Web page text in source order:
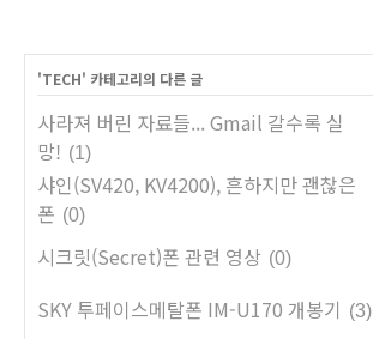
'TECH' 카테고리의 다른 글
사라져 버린 자료들... Gmail 갈수록 실
망! (1)
샤인(SV420, KV4200), 흔하지만 괜찮은
폰 (0)
시크릿(Secret)폰 관련 영상 (0)
SKY 투페이스메탈폰 IM-U170 개봉기 (3)